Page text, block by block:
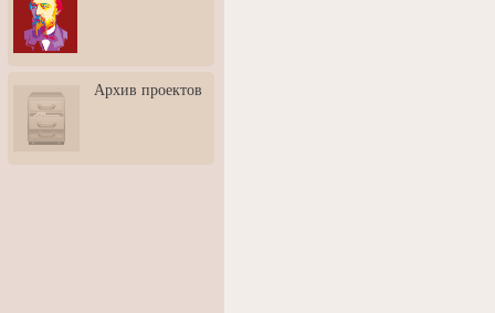
3: Обусловленности
человека и их влияние на
карьеру
скульптором Дмитрием
Тугариновым
АртБульвар в День города
Архив проектов